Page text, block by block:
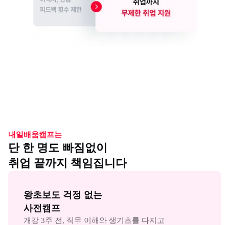
내일배움캠프는
단 한 명도 빠짐없이
취업 끝까지 책임집니다
왕초보도 걱정 없는
사전캠프
개강 3주 전, 직무 이해와 생기초를 다지고